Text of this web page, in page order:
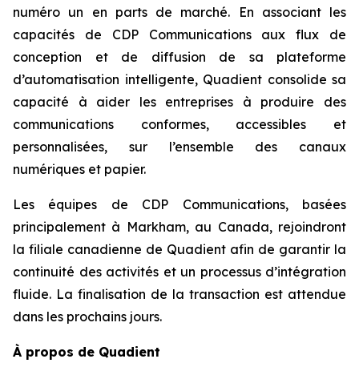
numéro un en parts de marché. En associant les
capacités de CDP Communications aux flux de
conception et de diffusion de sa plateforme
d’automatisation intelligente, Quadient consolide sa
capacité à aider les entreprises à produire des
communications conformes, accessibles et
personnalisées, sur l’ensemble des canaux
numériques et papier.
Les équipes de CDP Communications, basées
principalement à Markham, au Canada, rejoindront
la filiale canadienne de Quadient afin de garantir la
continuité des activités et un processus d’intégration
fluide. La finalisation de la transaction est attendue
dans les prochains jours.
À propos de Quadient